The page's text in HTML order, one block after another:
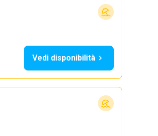
Vedi disponibilità